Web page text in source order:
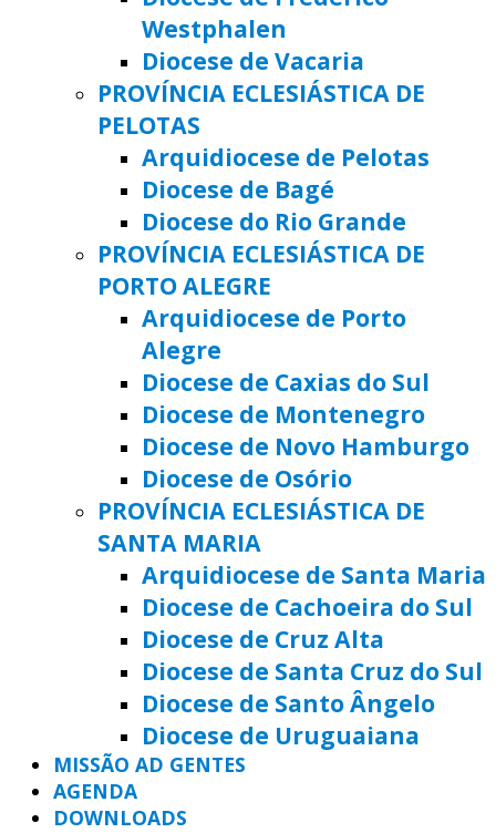
Westphalen
Diocese de Vacaria
PROVÍNCIA ECLESIÁSTICA DE
PELOTAS
Arquidiocese de Pelotas
Diocese de Bagé
Diocese do Rio Grande
PROVÍNCIA ECLESIÁSTICA DE
PORTO ALEGRE
Arquidiocese de Porto
Alegre
Diocese de Caxias do Sul
Diocese de Montenegro
Diocese de Novo Hamburgo
Diocese de Osório
PROVÍNCIA ECLESIÁSTICA DE
SANTA MARIA
Arquidiocese de Santa Maria
Diocese de Cachoeira do Sul
Diocese de Cruz Alta
Diocese de Santa Cruz do Sul
Diocese de Santo Ângelo
Diocese de Uruguaiana
MISSÃO AD GENTES
AGENDA
DOWNLOADS